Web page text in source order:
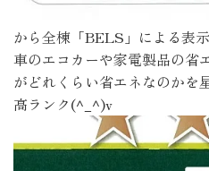
から全棟「BELS」による表
車のエコカーや家電製品の省
がどれくらい省エネなのかを
高ランク(^_^)v